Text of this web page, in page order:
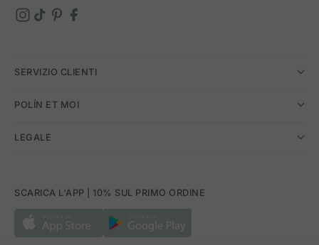
SERVIZIO CLIENTI
POLÍN ET MOI
LEGALE
SCARICA L'APP | 10% SUL PRIMO ORDINE